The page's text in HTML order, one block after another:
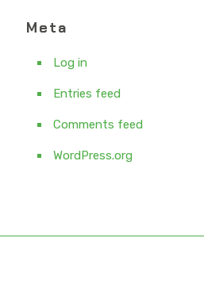
Meta
Log in
Entries feed
Comments feed
WordPress.org